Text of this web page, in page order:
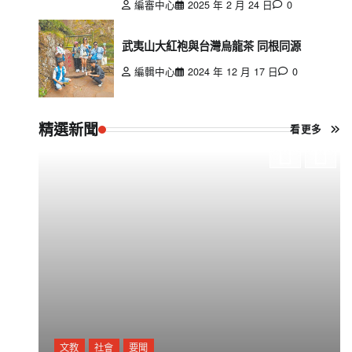
編審中心 2025 年 2 月 24 日 0
武夷山大紅袍與台灣烏龍茶 同根同源
編輯中心 2024 年 12 月 17 日 0
精選新聞 看更多
文教 社會 要聞